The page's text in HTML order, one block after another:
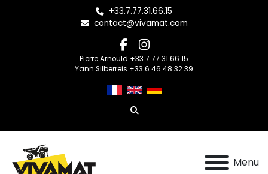
+33.7.77.31.66.15
contact@vivamat.com
facebook
instagram
Pierre Arnould +33.7.77.31.66.15
Yann Silberreis +33.6.46.48.32.39
Rechercher
Menu